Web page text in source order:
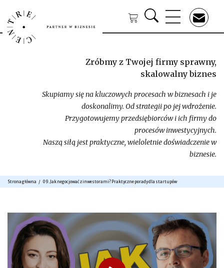
Zróbmy z Twojej firmy sprawny,
skalowalny biznes
Skupiamy się na kluczowych procesach w biznesach i je
doskonalimy. Od strategii po jej wdrożenie.
Przygotowujemy przedsiębiorców i ich firmy do
procesów inwestycyjnych.
Naszą siłą jest praktyczne, wieloletnie doświadczenie w
biznesie.
Strona główna 09. Jak negocjować z inwestorami? Praktyczne porady dla startupów